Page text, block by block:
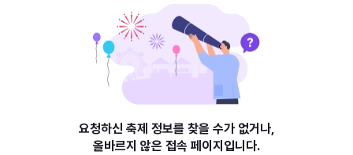
요청하신 축제 정보를 찾을 수가 없거나,
올바르지 않은 접속 페이지입니다.